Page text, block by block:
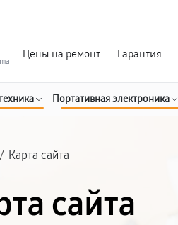
Цены на ремонт Гарантия
Портативная электроника
/ Карта сайта
сайта